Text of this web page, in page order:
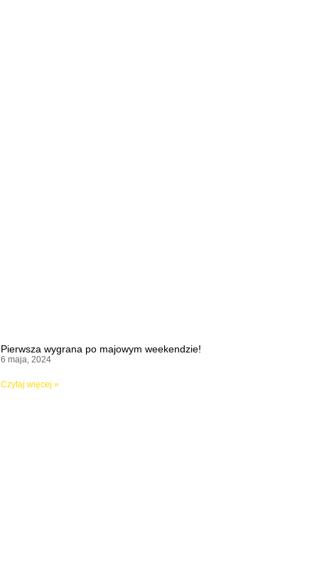
Pierwsza wygrana po majowym weekendzie!
6 maja, 2024
Czytaj więcej »